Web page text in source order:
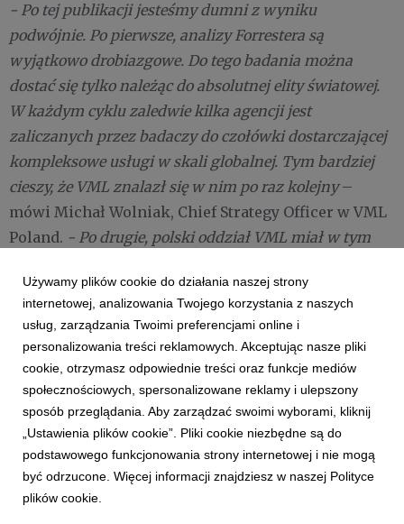
- Po tej publikacji jesteśmy dumni z wyniku
podwójnie. Po pierwsze, analizy Forrestera są
wyjątkowo drobiazgowe. Do tego badania można
dostać się tylko należąc do absolutnej elity światowej.
W każdym cyklu zaledwie kilka agencji jest
zaliczanych przez badaczy do czołówki dostarczającej
kompleksowe usługi w skali globalnej. Tym bardziej
cieszy, że VML znalazł się w nim po raz kolejny–
mówi Michał Wolniak, Chief Strategy Officer w VML
Poland. - Po drugie, polski oddział VML miał w tym
partnerstwu z wieloma naszymi klientami
wypracowaliśmy ponadregionalne i globalne wzorce
organizacji procesów kreacji i produkcji oraz analiz
real-time przestrzeni digital, z których często
korzystają inne biura VML– dodaje Michał Wolniak.
Kompletny raport dostępny w wersji płatnej >>
Używamy plików cookie do działania naszej strony
internetowej, analizowania Twojego korzystania z naszych
usług, zarządzania Twoimi preferencjami online i
personalizowania treści reklamowych. Akceptując nasze pliki
cookie, otrzymasz odpowiednie treści oraz funkcje mediów
społecznościowych, spersonalizowane reklamy i ulepszony
sposób przeglądania. Aby zarządzać swoimi wyborami, kliknij
„Ustawienia plików cookie”. Pliki cookie niezbędne są do
podstawowego funkcjonowania strony internetowej i nie mogą
być odrzucone. Więcej informacji znajdziesz w naszej Polityce
plików cookie.